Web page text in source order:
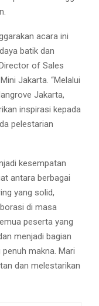
acara ini
batik dan
of Sales
Jakarta. “Melalui
Jakarta,
inspirasi kepada
pelestarian
kesempatan
antara berbagai
yang solid,
di masa
peserta yang
menjadi bagian
makna. Mari
dan melestarikan